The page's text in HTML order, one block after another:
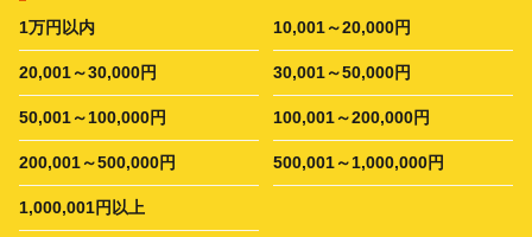
1万円以内 10,001～20,000円
20,001～30,000円 30,001～50,000円
50,001～100,000円 100,001～200,000円
200,001～500,000円 500,001～1,000,000円
1,000,001円以上